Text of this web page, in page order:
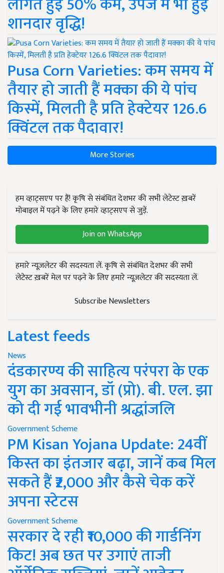
शानदार वृद्धि!
Pusa Corn Varieties: कम समय में
तैयार हो जाती हैं मक्का की ये पांच
किस्में, मिलती है प्रति हेक्टेयर 126.6
क्विंटल तक पैदावार!
More Stories
हम व्हाट्सएप पर हैं! कृषि से संबंधित देशभर की सभी लेटेस्ट ख़बरें
मोबाइल में पढ़ने के लिए हमारे व्हाट्सएप से जुड़ें.
Join on WhatsApp
हमारे न्यूज़लेटर की सदस्यता लें. कृषि से संबंधित देशभर की सभी
लेटेस्ट ख़बरें मेल पर पढ़ने के लिए हमारे न्यूज़लेटर की सदस्यता लें.
Subscribe Newsletters
Latest feeds
News
दंडकारण्य की साहित्य परंपरा के एक
युग का अवसान, डॉ (प्रो). बी. एल. झा
को दी गई भावभीनी श्रद्धांजलि
Government Scheme
PM Kisan Yojana Update: 24वीं
किस्त का इंतजार बढ़ा, जानें कब मिल
सकते हैं ₹2,000 और कैसे चेक करें
अपना स्टेटस
Government Scheme
सरकार दे रही ₹10,000 की गार्डनिंग
किट! अब छत पर उगाएं ताजी